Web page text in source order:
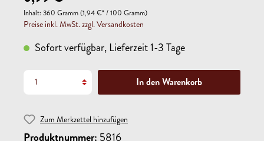
Inhalt:360 Gramm(1,94 €* / 100 Gramm)
Preise inkl. MwSt. zzgl. Versandkosten
Sofort verfügbar, Lieferzeit 1-3 Tage
In den Warenkorb
Zum Merkzettel hinzufügen
Produktnummer: 5816